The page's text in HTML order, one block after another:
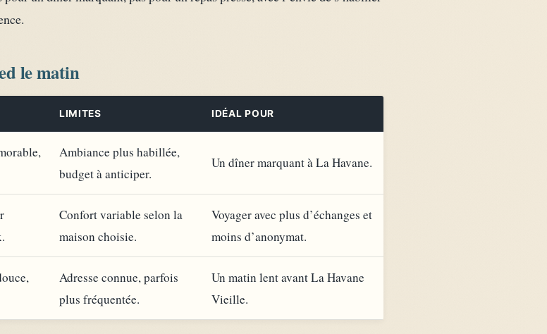
le matin
LIMITES IDÉAL POUR
Ambiance plus habillée,
budget à anticiper.
Un dîner marquant à La Havane.
Confort variable selon la
maison choisie.
Voyager avec plus d’échanges et
moins d’anonymat.
Adresse connue, parfois
plus fréquentée.
Un matin lent avant La Havane
Vieille.